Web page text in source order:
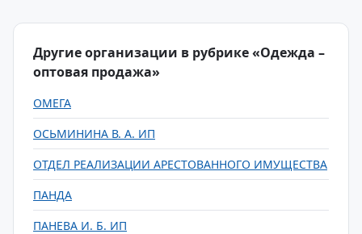
Другие организации в рубрике «Одежда –
оптовая продажа»
ОМЕГА
ОСЬМИНИНА В. А. ИП
ОТДЕЛ РЕАЛИЗАЦИИ АРЕСТОВАННОГО ИМУЩЕСТВА
ПАНДА
ПАНЕВА И. Б. ИП